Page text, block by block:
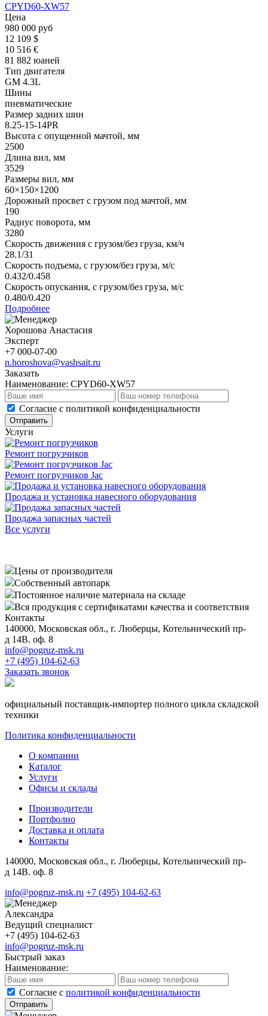
CPYD60-XW57
Цена
980 000 руб
12 109 $
10 516 €
81 882 юаней
Тип двигателя
GM 4.3L
Шины
пневматические
Размер задних шин
8.25-15-14PR
Высота с опущенной мачтой, мм
2500
Длина вил, мм
3529
Размеры вил, мм
60×150×1200
Дорожный просвет с грузом под мачтой, мм
190
Радиус поворота, мм
3280
Скорость движения с грузом/без груза, км/ч
28.1/31
Скорость подъема, с грузом/без груза, м/с
0.432/0.458
Скорость опускания, с грузом/без груза, м/с
0.480/0.420
Подробнее
Хорошова Анастасия
Эксперт
+7 000-07-00
n.horoshova@vashsait.ru
Заказать
Наименование: CPYD60-XW57
Cогласие с политикой конфиденциальности
Отправить
Услуги
Ремонт погрузчиков
Ремонт погрузчиков Jac
Продажа и установка навесного оборудования
Продажа запасных частей
Все услуги
Цены от производителя
Собственный автопарк
Постоянное наличие материала на складе
Вся продукция с сертификатами качества и соответствия
Контакты
140000, Московская обл., г. Люберцы, Котельнический пр-
д 14В. оф. 8
info@pogruz-msk.ru
+7 (495) 104-62-63
Заказать звонок
официальный поставщик-импортер полного цикла складской
техники
Политика конфиденциальности
О компании
Каталог
Услуги
Офисы и склады
Производители
Портфолио
Доставка и оплата
Контакты
140000, Московская обл., г. Люберцы, Котельнический пр-
д 14В. оф. 8
info@pogruz-msk.ru +7 (495) 104-62-63
Александра
Ведущий специалист
+7 (495) 104-62-63
info@pogruz-msk.ru
Быстрый заказ
Наименование:
Cогласие с политикой конфиденциальности
Отправить